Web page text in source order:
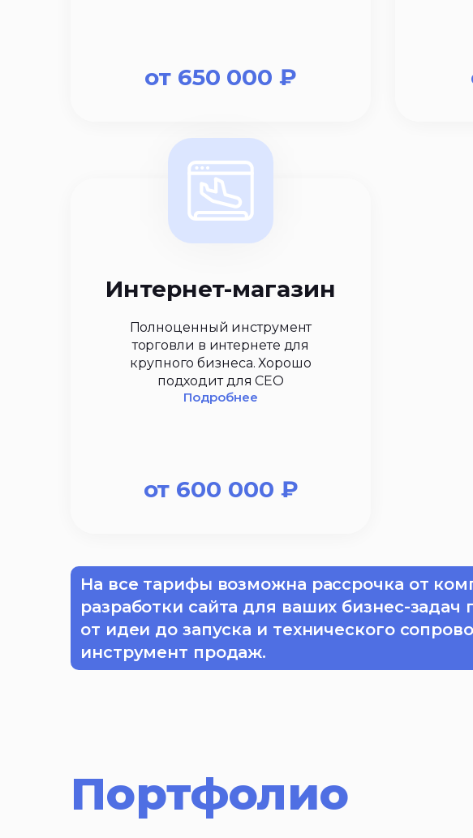
от 650 000 ₽
Интернет-магазин
Полноценный инструмент
торговли в интернете для
крупного бизнеса. Хорошо
подходит для СЕО
Подробнее
от 600 000 ₽
На все тарифы возможна рассрочка от
разработки сайта для ваших бизнес-
от идеи до запуска и технического
инструмент продаж.
Портфолио